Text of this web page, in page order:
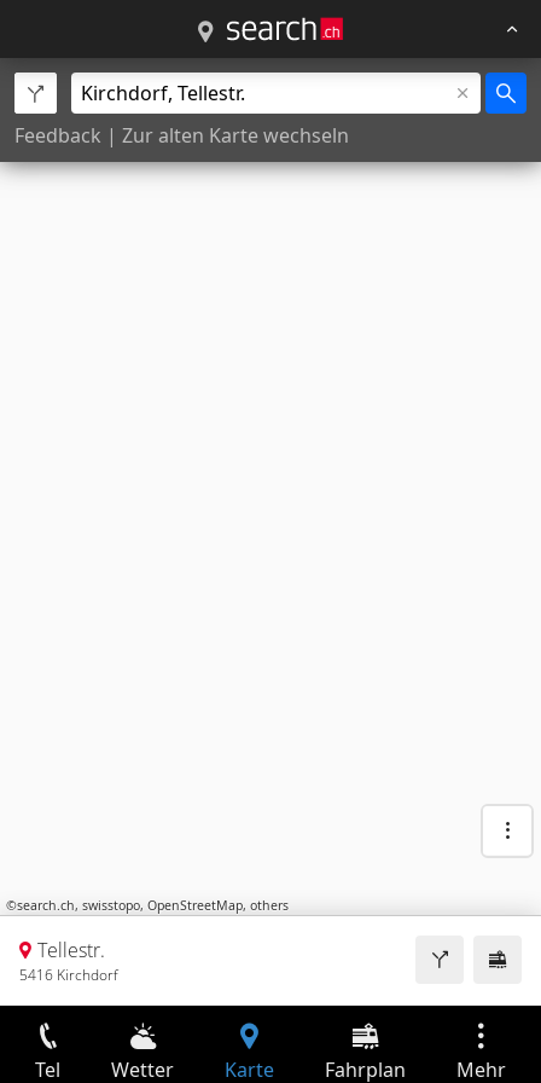
Feedback | Zur alten Karte wechseln
©search.ch, swisstopo, OpenStreetMap, others
Tellestr.
5416 Kirchdorf
Tel Wetter Karte Fahrplan Mehr